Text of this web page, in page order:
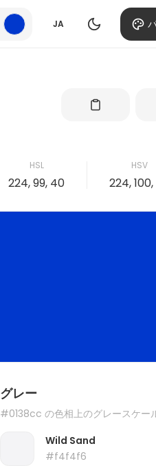
JA
HSL
224, 99, 40
HSV
224,
グレー
#0138cc の色相上のグレースケー
Wild Sand
#f4f4f6